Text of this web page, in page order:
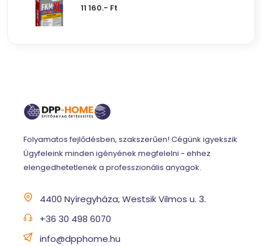
11 160.- Ft
Folyamatos fejlődésben, szakszerűen! Cégünk igyekszik
Ügyfeleink minden igényének megfelelni - ehhez
elengedhetetlenek a professzionális anyagok.
4400 Nyíregyháza, Westsik Vilmos u. 3.
+36 30 498 6070
info@dpphome.hu